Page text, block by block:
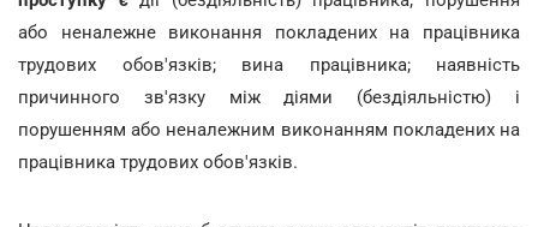
або неналежне виконання покладених на працівника
трудових обов'язків; вина працівника; наявність
причинного зв'язку між діями (бездіяльністю) і
порушенням або неналежним виконанням покладених на
працівника трудових обов'язків.